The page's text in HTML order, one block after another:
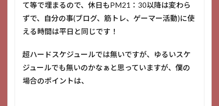
て等で埋まるので、休日もPM21：30以降は変わら
ずで、自分の事(ブログ、筋トレ、ゲーマー活動)に使
える時間は平日と同じです！
超ハードスケジュールでは無いですが、ゆるいスケ
ジュールでも無いのかなぁと思っていますが、僕の
場合のポイントは、